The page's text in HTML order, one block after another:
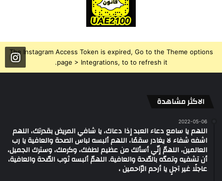
The Instagram Access Token is expired, Go to the Theme options
page > Integrations, to to refresh it.
الاكثر مشاهدة
2022-05-06
اللهم يا سامع دعاء العبد إذا دعاك، يا شافي المريض بقدرتك، اللهم
اشفه شفاء لا يغادر سقمًا، اللهم ألبسه لباس الصحة والعافية يا رب
العالمين، اللهمّ إنّي أسألك من عظيم لطفك، وكرمك، وسترك الجميل،
أن تشفيه وتمدّه بالصّحة والعافية. اللهمّ ألبسه ثوب الصّحة والعافية،
عاجلًا غير آجلٍ يا أرحم الرّاحمين ،